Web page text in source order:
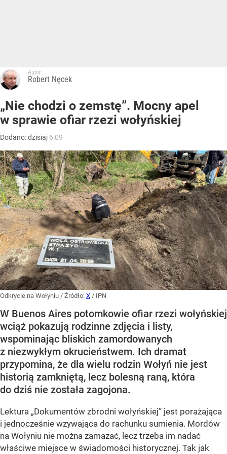
Autor:
Robert Nęcek
„Nie chodzi o zemstę”. Mocny apel
w sprawie ofiar rzezi wołyńskiej
Dodano:dzisiaj 6:09
Odkrycie na Wołyniu / Źródło: X / IPN
W Buenos Aires potomkowie ofiar rzezi wołyńskiej
wciąż pokazują rodzinne zdjęcia i listy,
wspominając bliskich zamordowanych
z niezwykłym okrucieństwem. Ich dramat
przypomina, że dla wielu rodzin Wołyń nie jest
historią zamkniętą, lecz bolesną raną, która
do dziś nie została zagojona.
Lektura „Dokumentów zbrodni wołyńskiej” jest porażająca
i jednocześnie wzywająca do rachunku sumienia. Mordów
na Wołyniu nie można zamazać, lecz trzeba im nadać
właściwe miejsce w świadomości historycznej. Tak jak